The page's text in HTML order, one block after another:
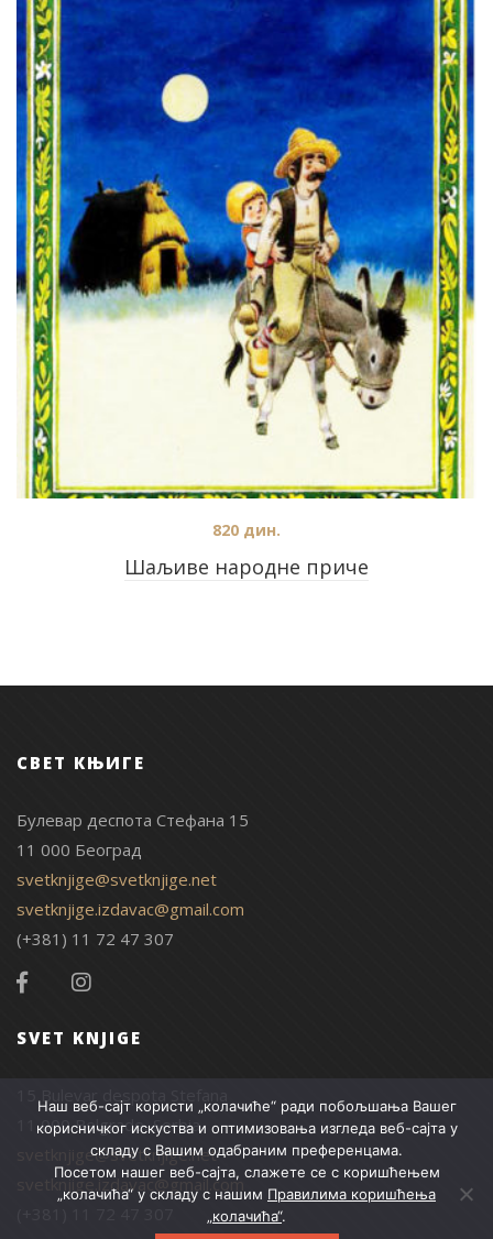
Шаљиве народне приче
820 дин.
СВЕТ КЊИГЕ
Булевар деспота Стефана 15
11 000 Београд
svetknjige@svetknjige.net
svetknjige.izdavac@gmail.com
(+381) 11 72 47 307
SVET KNJIGE
15 Bulevar despota Stefana
11 000 Belgrade, Serbia
svetknjige@svetknjige.net
svetknjige.izdavac@gmail.com
Наш веб-сајт користи „колачиће“ ради побољшања Вашег
корисничког искуства и оптимизовања изгледа веб-сајта у
складу с Вашим одабраним преференцама.
Посетом нашег веб-сајта, слажете се с коришћењем
„колачића“ у складу с нашим Правилима коришћења
„колачића“.